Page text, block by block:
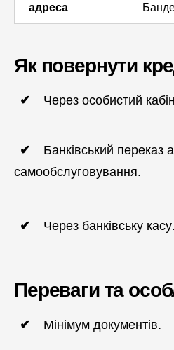
адреса
Як повернути
Через особистий
Банківський переказ
самообслуговування.
Через банківську касу.
Переваги та
Мінімум документів.